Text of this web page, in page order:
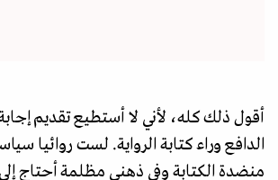
أقول ذلك كله، لأني لا أستطيع تقديم
الدافع وراء كتابة الرواية. لست روائيا
منضدة الكتابة وفي ذهني مظلمة أحتاج